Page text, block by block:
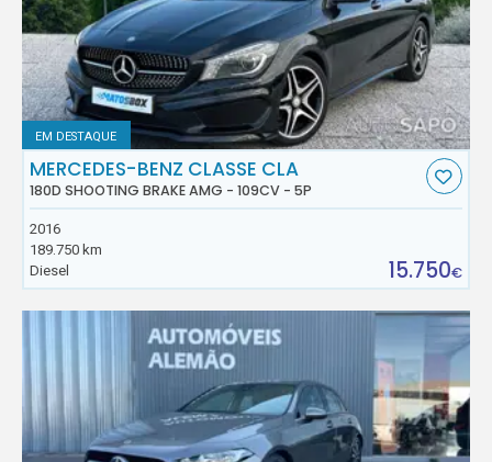
EM DESTAQUE
MERCEDES-BENZ CLASSE CLA
180D SHOOTING BRAKE AMG - 109CV - 5P
2016
189.750 km
Diesel
15.750€